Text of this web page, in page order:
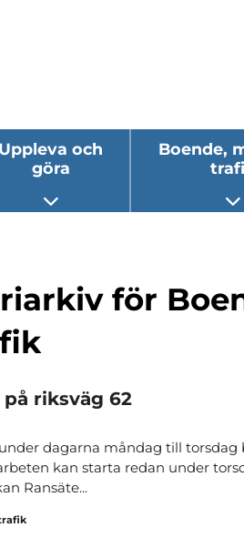
Uppleva och
göra
Öppna undermeny
Boende,
för
riksväg 62
dagarna måndag till torsdag
kan starta redan under
Ransäte...